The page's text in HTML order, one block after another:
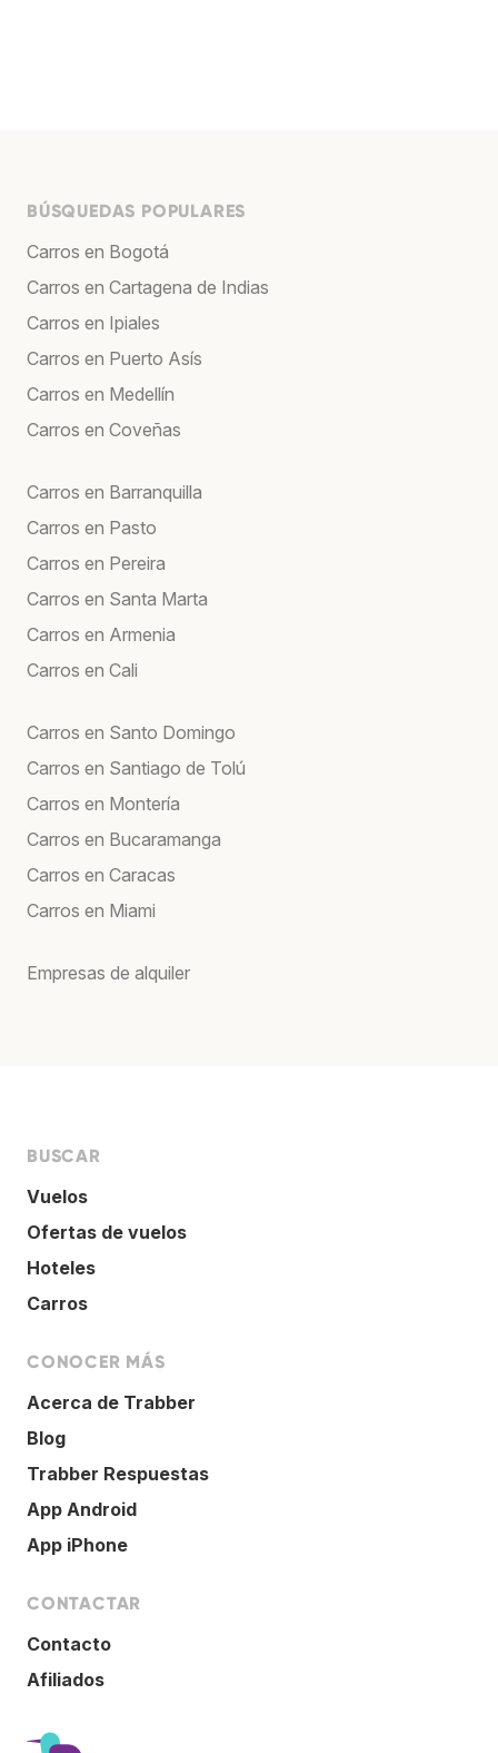
BÚSQUEDAS POPULARES
Carros en Bogotá
Carros en Cartagena de Indias
Carros en Ipiales
Carros en Puerto Asís
Carros en Medellín
Carros en Coveñas
Carros en Barranquilla
Carros en Pasto
Carros en Pereira
Carros en Santa Marta
Carros en Armenia
Carros en Cali
Carros en Santo Domingo
Carros en Santiago de Tolú
Carros en Montería
Carros en Bucaramanga
Carros en Caracas
Carros en Miami
Empresas de alquiler
BUSCAR
Vuelos
Ofertas de vuelos
Hoteles
Carros
CONOCER MÁS
Acerca de Trabber
Blog
Trabber Respuestas
App Android
App iPhone
CONTACTAR
Contacto
Afiliados